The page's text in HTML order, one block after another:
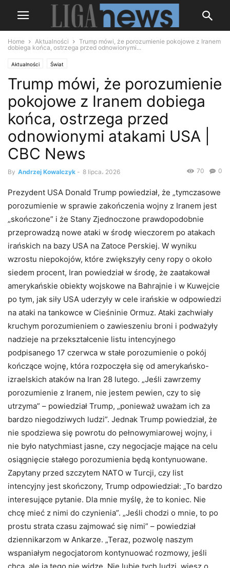
Home Aktualności
Trump mówi, że porozumienie pokojowe z Iranem
dobiega końca, ostrzega przed odnowionymi...
Aktualności Świat
Trump mówi, że porozumienie
pokojowe z Iranem dobiega
końca, ostrzega przed
odnowionymi atakami USA |
CBC News
By Andrzej Kowalczyk - 8 lipca، 2026 0
70
Prezydent USA Donald Trump powiedział, że „tymczasowe
porozumienie w sprawie zakończenia wojny z Iranem jest
„skończone” i że Stany Zjednoczone prawdopodobnie
przeprowadzą nowe ataki w środę wieczorem po atakach
irańskich na bazy USA na Zatoce Perskiej. W wyniku
wzrostu niepokojów, które zwiększyły ceny ropy o około
siedem procent, Iran powiedział w środę, że zaatakował
amerykańskie obiekty wojskowe na Bahrajnie i w Kuwejcie
po tym, jak siły USA uderzyły w cele irańskie w odpowiedzi
na ataki na tankowce w Cieśninie Ormuz. Ataki zachwiały
kruchym porozumieniem o zawieszeniu broni i podważyły
nadzieje na przekształcenie listu intencyjnego
podpisanego 17 czerwca w stałe porozumienie o pokój
kończące wojnę, która rozpoczęła się od amerykańsko-
izraelskich ataków na Iran 28 lutego. „Jeśli zawrzemy
porozumienie z Iranem, nie jestem pewien, czy to się
utrzyma” – powiedział Trump, „ponieważ uważam ich za
bardzo niegodziwych ludzi”. Jednak Trump powiedział, że
nie spodziewa się powrotu do pełnowymiarowej wojny, i
nie było natychmiast jasne, czy negocjacje mające na celu
osiągnięcie stałego porozumienia będą kontynuowane.
Zapytany przed szczytem NATO w Turcji, czy list
intencyjny jest skończony, Trump odpowiedział: „To bardzo
interesujące pytanie. Dla mnie myślę, że to koniec. Nie
chcę mieć z nimi do czynienia”. „Jeśli chodzi o mnie, to po
prostu strata czasu zajmować się nimi” – powiedział
dziennikarzom w Ankarze. „Teraz, pozwolę naszym
wspaniałym negocjatorom kontynuować rozmowy, jeśli